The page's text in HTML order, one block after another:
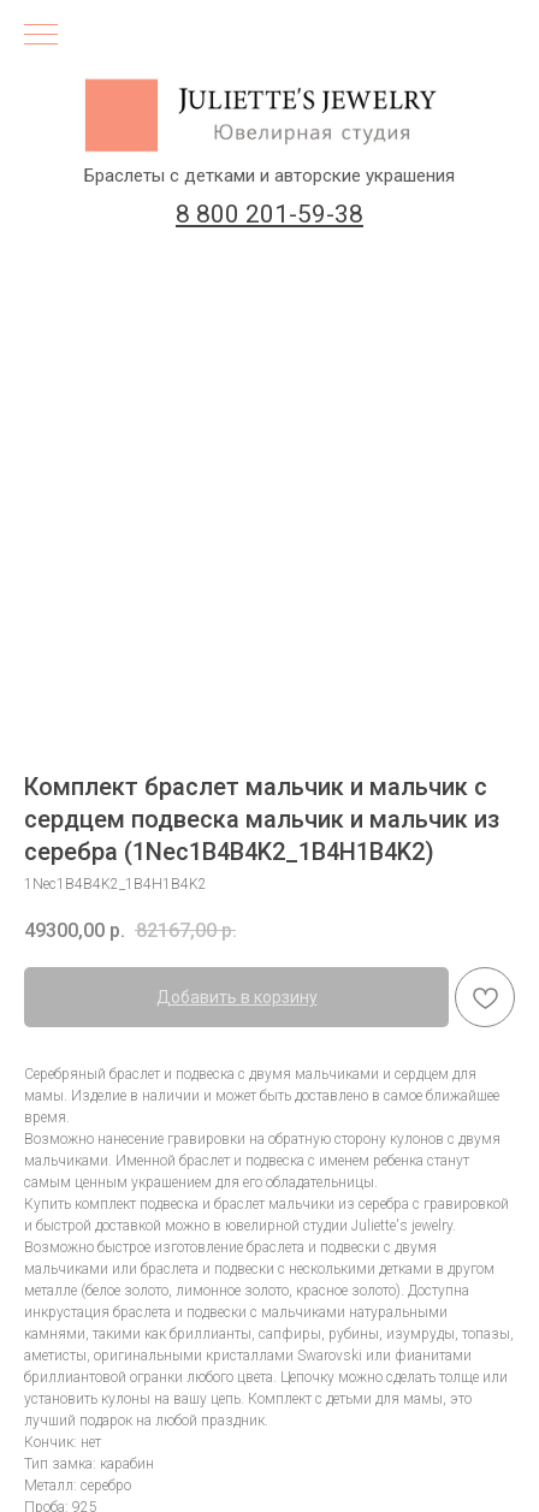
8 800 201-59-38
Браслеты с детками и авторские украшения
Комплект браслет мальчик и мальчик с
сердцем подвеска мальчик и мальчик из
серебра (1Nec1B4B4K2_1B4H1B4K2)
1Nec1B4B4K2_1B4H1B4K2
49300,00 р. 82167,00 р.
Добавить в корзину
Серебряный браслет и подвеска с двумя мальчиками и сердцем для
мамы. Изделие в наличии и может быть доставлено в самое ближайшее
время.
Возможно нанесение гравировки на обратную сторону кулонов с двумя
мальчиками. Именной браслет и подвеска с именем ребенка станут
самым ценным украшением для его обладательницы.
Купить комплект подвеска и браслет мальчики из серебра с гравировкой
и быстрой доставкой можно в ювелирной студии Juliette's jewelry.
Возможно быстрое изготовление браслета и подвески с двумя
мальчиками или браслета и подвески с несколькими детками в другом
металле (белое золото, лимонное золото, красное золото). Доступна
инкрустация браслета и подвески с мальчиками натуральными
камнями, такими как бриллианты, сапфиры, рубины, изумруды, топазы,
аметисты, оригинальными кристаллами Swarovski или фианитами
бриллиантовой огранки любого цвета. Цепочку можно сделать толще или
установить кулоны на вашу цепь. Комплект с детьми для мамы, это
лучший подарок на любой праздник.
Кончик: нет
Тип замка: карабин
Металл: серебро
Проба: 925